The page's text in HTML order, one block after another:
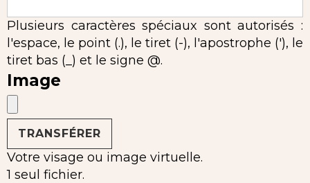
Plusieurs caractères spéciaux sont autorisés :
l'espace, le point (.), le tiret (-), l'apostrophe ('), le
tiret bas (_) et le signe @.
Image
Votre visage ou image virtuelle.
1 seul fichier.